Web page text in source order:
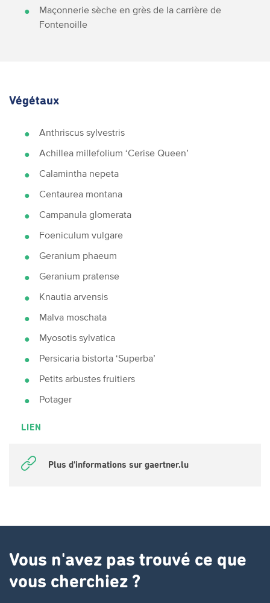
Maçonnerie sèche en grès de la carrière de
Fontenoille
Végétaux
Anthriscus sylvestris
Achillea millefolium ‘Cerise Queen’
Calamintha nepeta
Centaurea montana
Campanula glomerata
Foeniculum vulgare
Geranium phaeum
Geranium pratense
Knautia arvensis
Malva moschata
Myosotis sylvatica
Persicaria bistorta ‘Superba’
Petits arbustes fruitiers
Potager
LIEN
Plus d'informations sur gaertner.lu
Vous n'avez pas trouvé ce que
vous cherchiez ?